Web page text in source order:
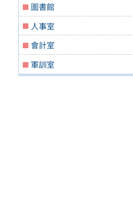
圖書館
人事室
會計室
軍訓室